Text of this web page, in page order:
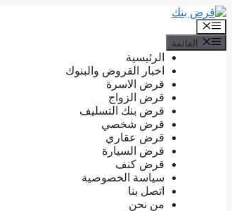
انتقل
إلى
المحتوى
القائمة
القائمة
الرئيسية
اخبار القروض والبنوك
قرض الاسرة
قرض الزواج
قرض بنك التسليف
قرض شخصي
قرض عقاري
قرض السيارة
قرض كنف
سياسة الخصوصية
اتصل بنا
من نحن